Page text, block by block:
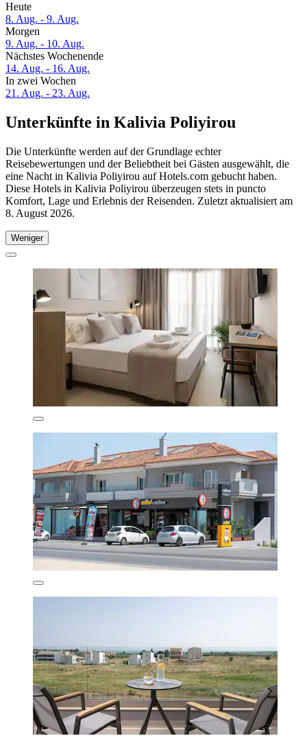
Heute
8. Aug. - 9. Aug.
Morgen
9. Aug. - 10. Aug.
Nächstes Wochenende
14. Aug. - 16. Aug.
In zwei Wochen
21. Aug. - 23. Aug.
Unterkünfte in Kalivia Poliyirou
Die Unterkünfte werden auf der Grundlage echter
Reisebewertungen und der Beliebtheit bei Gästen ausgewählt, die
eine Nacht in Kalivia Poliyirou auf Hotels.com gebucht haben.
Diese Hotels in Kalivia Poliyirou überzeugen stets in puncto
Komfort, Lage und Erlebnis der Reisenden. Zuletzt aktualisiert am
8. August 2026.
Weniger